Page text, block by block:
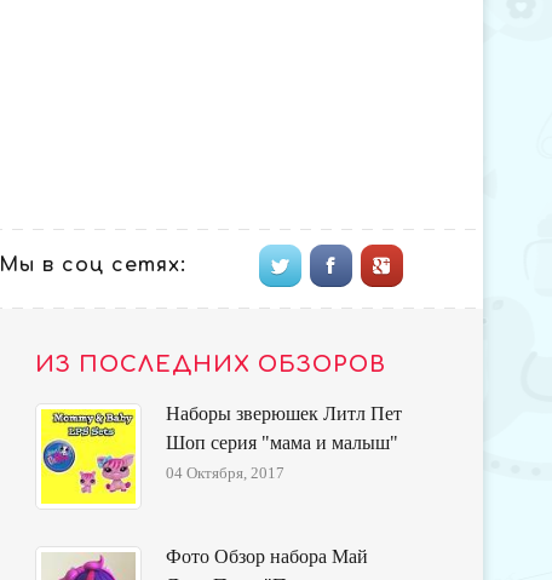
Мы в соц сетях:
ИЗ ПОСЛЕДНИХ ОБЗОРОВ
Наборы зверюшек Литл Пет
Шоп серия "мама и малыш"
04 Октября, 2017
Фото Обзор набора Май